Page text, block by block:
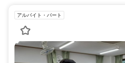
アルバイト・パート